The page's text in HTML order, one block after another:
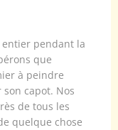
entier pendant la
que
à peindre
capot. Nos
de tous les
quelque chose